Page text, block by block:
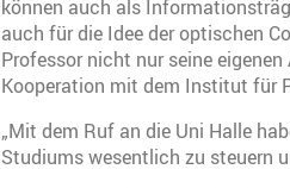
können auch als
auch für die Idee der optischen
Professor nicht nur seine
Kooperation mit dem Institut für
„Mit dem Ruf an die Uni Halle
Studiums wesentlich zu steuern